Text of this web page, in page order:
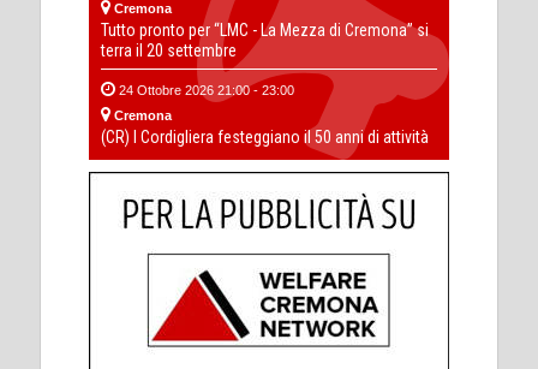
Cremona
Tutto pronto per “LMC - La Mezza di Cremona” si
terra il 20 settembre
24 Ottobre 2026 21:00 - 23:00
Cremona
(CR) I Cordigliera festeggiano il 50 anni di attività